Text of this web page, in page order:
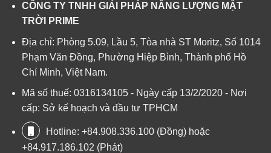
CÔNG TY TNHH GIẢI PHÁP NĂNG LƯỢNG MẶT
TRỜI PRIME
Địa chỉ: Phòng 5.09, Lầu 5, Tòa nhà ST Moritz, Số 1014
Phạm Văn Đồng, Phường Hiệp Bình, Thành phố Hồ
Chí Minh, Việt Nam.
Mã số thuế: 0316134105 - Ngày cấp 13/2/2020 - Nơi
cấp: Sở kế hoạch và đầu tư TPHCM
Hotline: +84.908.336.100 (Đồng) hoặc
+84.917.186.102 (Phát)